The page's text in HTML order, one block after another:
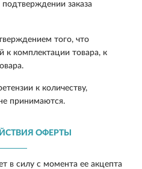
заказа
того, что
к комплектации товара, к
к количеству,
принимаются.
ОФЕРТЫ
в силу с момента ее акцепта